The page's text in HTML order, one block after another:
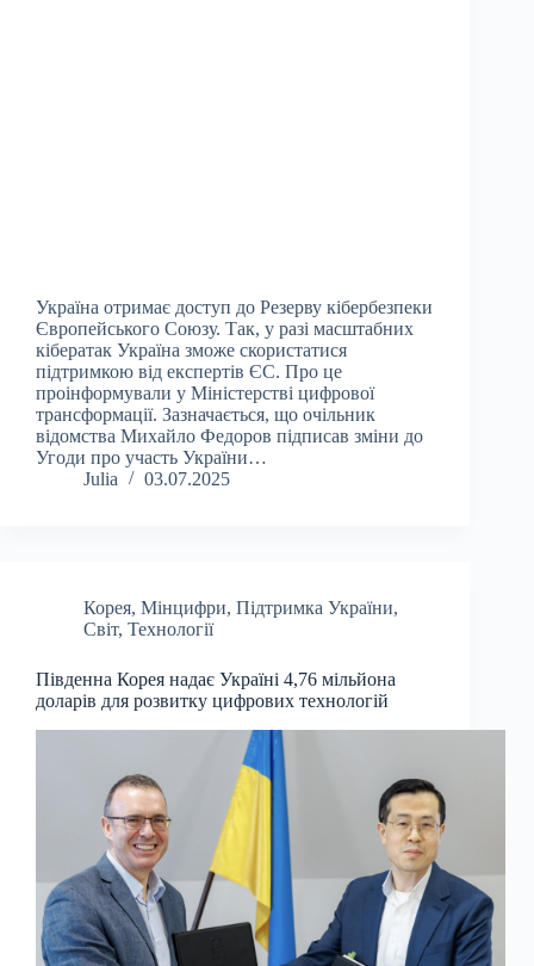
Україна отримає доступ до Резерву кібербезпеки
Європейського Союзу. Так, у разі масштабних
кібератак Україна зможе скористатися
підтримкою від експертів ЄС. Про це
проінформували у Міністерстві цифрової
трансформації. Зазначається, що очільник
відомства Михайло Федоров підписав зміни до
Угоди про участь України…
Julia
03.07.2025
Корея, Мінцифри, Підтримка України,
Світ, Технології
Південна Корея надає Україні 4,76 мільйона
доларів для розвитку цифрових технологій